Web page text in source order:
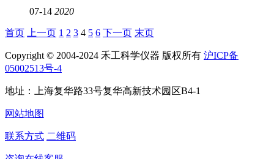
07-14 2020
首页 上一页 1 2 3 4 5 6 下一页 末页
Copyright © 2004-2024 禾工科学仪器 版权所有 沪ICP备
05002513号-4
地址：上海复华路33号复华高新技术园区B4-1
网站地图
联系方式 二维码